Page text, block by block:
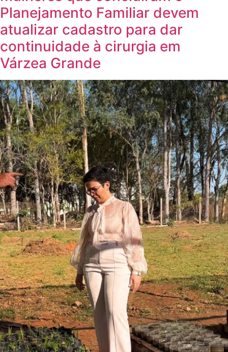
Planejamento Familiar devem
atualizar cadastro para dar
continuidade à cirurgia em
Várzea Grande